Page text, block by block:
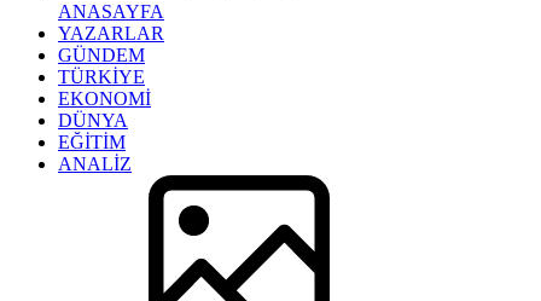
ANASAYFA
YAZARLAR
GÜNDEM
TÜRKİYE
EKONOMİ
DÜNYA
EĞİTİM
ANALİZ